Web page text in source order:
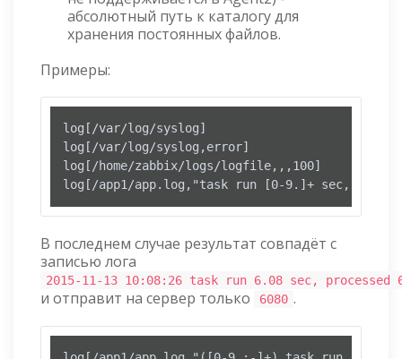
абсолютный путь к каталогу для
хранения постоянных файлов.
Примеры:
log[/var/log/syslog]
log[/var/log/syslog,error]
log[/home/zabbix/logs/logfile,,,100]
log[/app1/app.log,"task run [0-9.]+ sec,
В последнем случае результат совпадёт с
записью лога
2015-11-13 10:08:26 task run 6.08 sec,
и отправит на сервер только 6080 .